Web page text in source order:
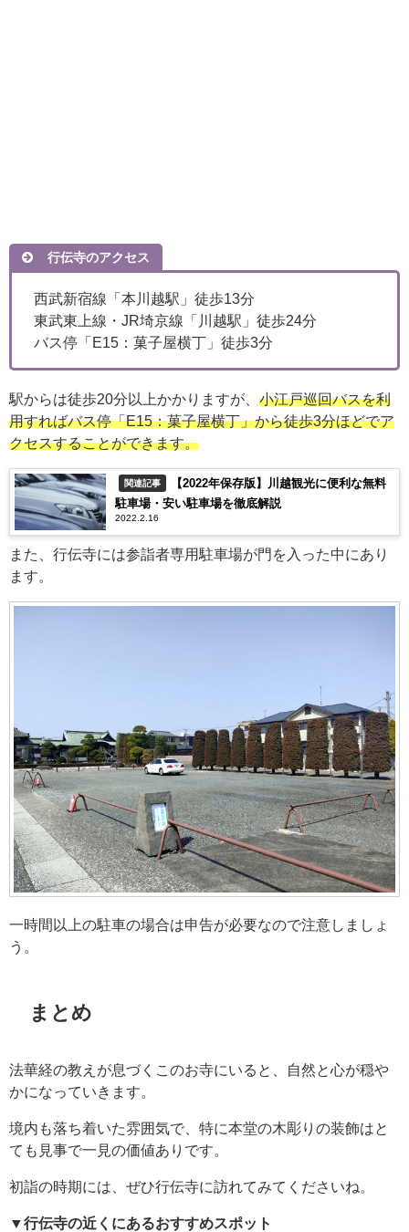
行伝寺のアクセス
西武新宿線「本川越駅」徒歩13分
東武東上線・JR埼京線「川越駅」徒歩24分
バス停「E15：菓子屋横丁」徒歩3分
駅からは徒歩20分以上かかりますが、 小江戸巡回バスを利
用すればバス停「E15：菓子屋横丁」から徒歩3分ほどでア
クセスすることができます。
関連記事
【2022年保存版】川越観光に便利な無料
駐車場・安い駐車場を徹底解説
2022.2.16
また、行伝寺には参詣者専用駐車場が門を入った中にあり
ます。
一時間以上の駐車の場合は申告が必要なので注意しましょ
う。
まとめ
法華経の教えが息づくこのお寺にいると、自然と心が穏や
かになっていきます。
境内も落ち着いた雰囲気で、特に本堂の木彫りの装飾はと
ても見事で一見の価値ありです。
初詣の時期には、ぜひ行伝寺に訪れてみてくださいね。
▼行伝寺の近くにあるおすすめスポット